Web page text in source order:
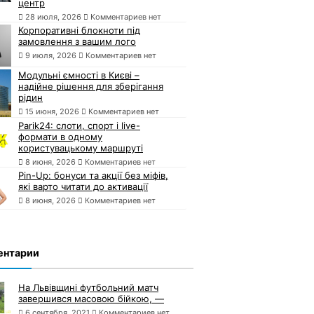
центр
28 июля, 2026 Комментариев нет
Корпоративні блокноти під
замовлення з вашим лого
9 июля, 2026 Комментариев нет
Модульні ємності в Києві –
надійне рішення для зберігання
рідин
15 июня, 2026 Комментариев нет
Parik24: слоти, спорт і live-
формати в одному
користувацькому маршруті
8 июня, 2026 Комментариев нет
Pin-Up: бонуси та акції без міфів,
які варто читати до активації
8 июня, 2026 Комментариев нет
На Львівщині футбольний матч
завершився масовою бійкою, —